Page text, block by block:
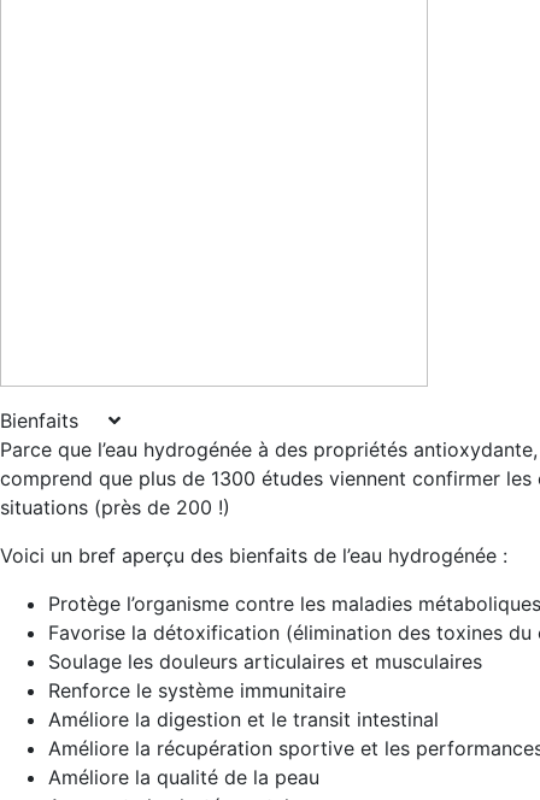
Bienfaits
Parce que l’eau hydrogénée à des propriétés
comprend que plus de 1300 études viennent confirmer
situations (près de 200 !)
Voici un bref aperçu des bienfaits de l’eau hydrogénée :
Protège l’organisme contre les maladies
Favorise la détoxification (élimination des toxines du
Soulage les douleurs articulaires et musculaires
Renforce le système immunitaire
Améliore la digestion et le transit intestinal
Améliore la récupération sportive et les
Améliore la qualité de la peau